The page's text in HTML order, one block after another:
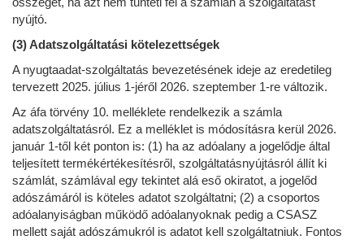
nyújtó.
(3) Adatszolgáltatási kötelezettségek
A nyugtaadat-szolgáltatás bevezetésének ideje az eredetileg
tervezett 2025. július 1-jéről 2026. szeptember 1-re változik.
Az áfa törvény 10. melléklete rendelkezik a számla
adatszolgáltatásról. Ez a melléklet is módosításra kerül 2026.
január 1-től két ponton is: (1) ha az adóalany a jogelődje által
teljesített termékértékesítésről, szolgáltatásnyújtásról állít ki
számlát, számlával egy tekintet alá eső okiratot, a jogelőd
adószámáról is köteles adatot szolgáltatni; (2) a csoportos
adóalanyiságban működő adóalanyoknak pedig a CSASZ
mellett saját adószámukról is adatot kell szolgáltatniuk. Fontos